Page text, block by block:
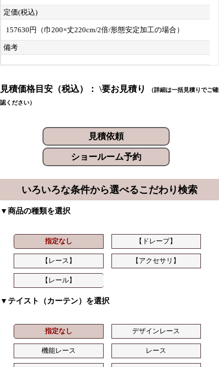
定価(税込)
157630円（巾200×丈220cm/2倍/形態安定加工の場合）
備考
見積価格目安（税込）： \要お見積り
（詳細は一括見積りでご確
認ください）
見積依頼
ショールーム予約
いろいろな条件から選べるこだわり検索
▼商品の種類を選択
指定なし 【ドレープ】
【レース】 【アクセサリ】
【レール】
▼テイスト（カーテン）を選択
指定なし デザインレース
機能レース レース